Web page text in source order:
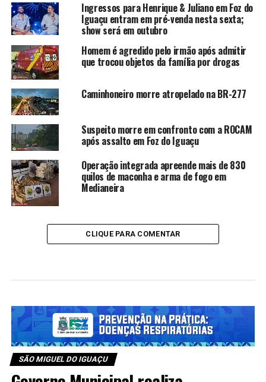
Ingressos para Henrique & Juliano em Foz do
Iguaçu entram em pré-venda nesta sexta;
show será em outubro
Homem é agredido pelo irmão após admitir
que trocou objetos da família por drogas
Caminhoneiro morre atropelado na BR-277
Suspeito morre em confronto com a ROCAM
após assalto em Foz do Iguaçu
Operação integrada apreende mais de 830
quilos de maconha e arma de fogo em
Medianeira
CLIQUE PARA COMENTAR
SÃO MIGUEL DO IGUAÇU